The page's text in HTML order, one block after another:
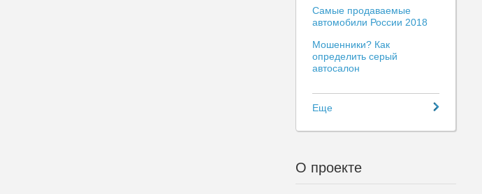
Самые продаваемые
автомобили России 2018
Мошенники? Как
определить серый
автосалон
Еще
О проекте